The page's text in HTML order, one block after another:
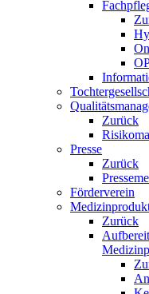
Zurück
Presse
Zurück
Förderverein
Zurück